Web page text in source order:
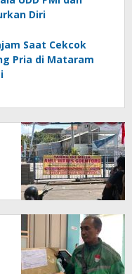
Diri
Saat Cekcok
Pria di Mataram